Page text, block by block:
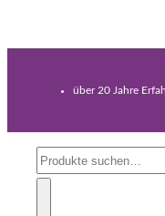
über 20 Jahre
Suche